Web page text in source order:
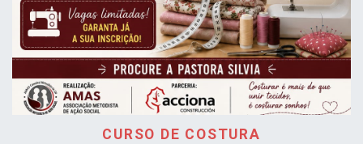
CURSO DE COSTURA